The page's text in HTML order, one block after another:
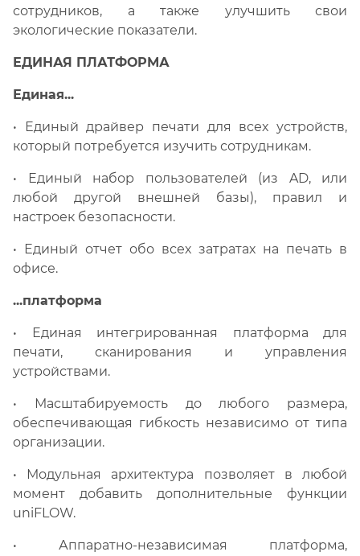
сотрудников, а также улучшить свои
экологические показатели.
ЕДИНАЯ ПЛАТФОРМА
Единая...
• Единый драйвер печати для всех устройств,
который потребуется изучить сотрудникам.
• Единый набор пользователей (из AD, или
любой другой внешней базы), правил и
настроек безопасности.
• Единый отчет обо всех затратах на печать в
офисе.
...платформа
• Единая интегрированная платформа для
печати, сканирования и управления
устройствами.
• Масштабируемость до любого размера,
обеспечивающая гибкость независимо от типа
организации.
• Модульная архитектура позволяет в любой
момент добавить дополнительные функции
uniFLOW.
• Аппаратно-независимая платформа,